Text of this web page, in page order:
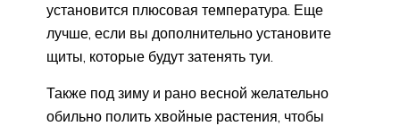
установится плюсовая температура. Еще
лучше, если вы дополнительно установите
щиты, которые будут затенять туи.
Также под зиму и рано весной желательно
обильно полить хвойные растения, чтобы